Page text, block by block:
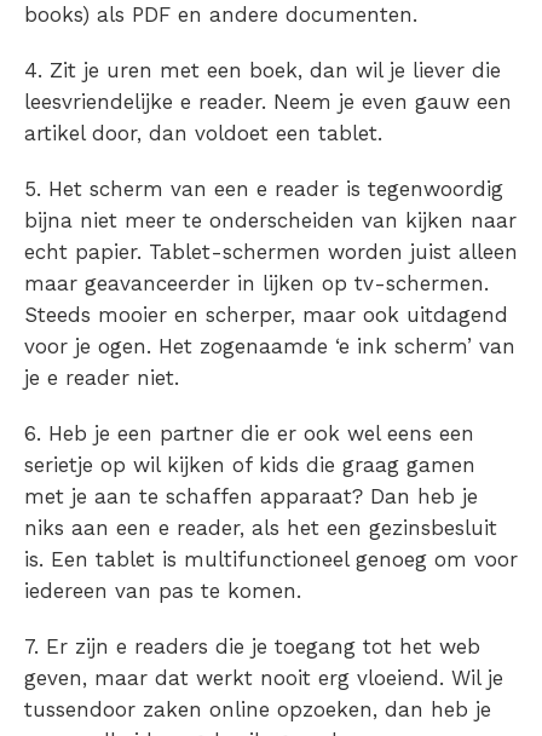
books) als PDF en andere documenten.
4. Zit je uren met een boek, dan wil je liever die
leesvriendelijke e reader. Neem je even gauw een
artikel door, dan voldoet een tablet.
5. Het scherm van een e reader is tegenwoordig
bijna niet meer te onderscheiden van kijken naar
echt papier. Tablet-schermen worden juist alleen
maar geavanceerder in lijken op tv-schermen.
Steeds mooier en scherper, maar ook uitdagend
voor je ogen. Het zogenaamde ‘e ink scherm’ van
je e reader niet.
6. Heb je een partner die er ook wel eens een
serietje op wil kijken of kids die graag gamen
met je aan te schaffen apparaat? Dan heb je
niks aan een e reader, als het een gezinsbesluit
is. Een tablet is multifunctioneel genoeg om voor
iedereen van pas te komen.
7. Er zijn e readers die je toegang tot het web
geven, maar dat werkt nooit erg vloeiend. Wil je
tussendoor zaken online opzoeken, dan heb je